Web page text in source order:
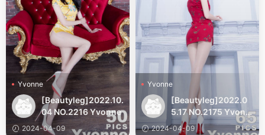
Yvonne
[Beautyleg]2022.10.
04 NO.2216 Yvonne
2024-04-09
Yvonne
[Beautyleg]2022.0
5.17 NO.2175 Yvonn
e
2024-04-09